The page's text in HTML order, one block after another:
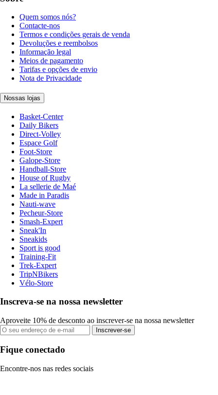
Quem somos nós?
Contacte-nos
Termos e condições gerais de venda
Devoluções e reembolsos
Informação legal
Meios de pagamento
Tarifas e opções de envio
Nota de Privacidade
Nossas lojas
Basket-Center
Daily Bikers
Direct-Volley
Espace Golf
Foot-Store
Galope-Store
Handball-Store
House of Rugby
La sellerie de Maé
Made in Paradis
Nauti-wave
Pecheur-Store
Smash-Expert
Sneak'In
Sneakids
Sport is good
Training-Fit
Trek-Expert
TripNBikers
Vélo-Store
Inscreva-se na nossa newsletter
Aproveite 10% de desconto ao inscrever-se na nossa newsletter
Inscrever-se
Fique conectado
Encontre-nos nas redes sociais